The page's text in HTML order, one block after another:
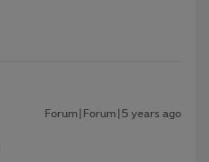
Forum|Forum|5 years ago